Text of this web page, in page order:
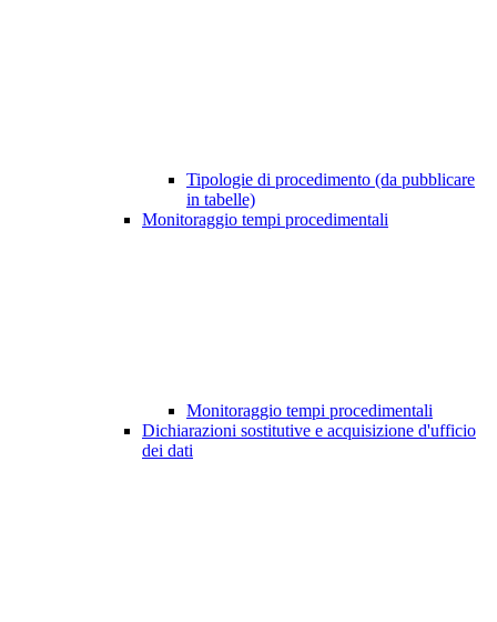
Tipologie di procedimento (da pubblicare
in tabelle)
Monitoraggio tempi procedimentali
Monitoraggio tempi procedimentali
Dichiarazioni sostitutive e acquisizione d'ufficio
dei dati